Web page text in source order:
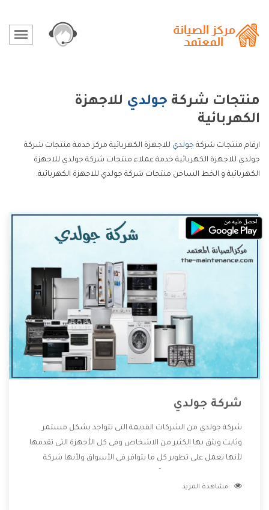
منتجات شركة جولدي للاجهزة
الكهربائية
ارقام منتجات شركة جولدي للاجهزة الكهربائية مركز خدمة منتجات شركة
جولدي للاجهزة الكهربائية خدمة عملاء منتجات شركة جولدي للاجهزة
الكهربائية و الخط الساخن منتجات شركة جولدي للاجهزة الكهربائية.
شركة جولدي
شركة جولدي من الشركات القديمة التى تتواجد بشكل مستمر
وثابت ويثق بها الكثير من الاشخاص وفى كل الأجهزة التى تقدمها
لأنها تعمل على تطوير كل ما يتوافر فى الأسواق ولأنها شركة
وتقدم للعملاء أقوى العروض والخصومات التى تسهل على
مشاهدة المزيد